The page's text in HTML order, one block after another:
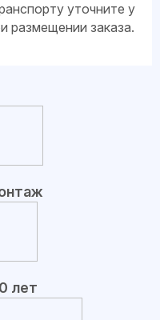
уточните у
размещении заказа.
лет